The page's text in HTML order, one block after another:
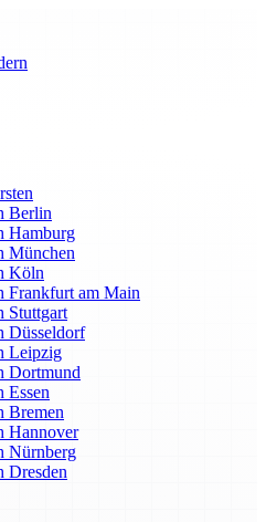
Berlin
Hamburg
München
Köln
Frankfurt am Main
Stuttgart
Düsseldorf
Leipzig
Dortmund
Essen
Bremen
Hannover
Nürnberg
Dresden